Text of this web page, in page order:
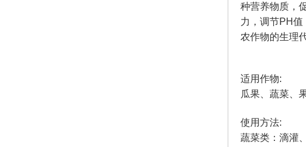
种营养物质，
力，调节PH值
农作物的生理
适用作物:
瓜果、蔬菜、
使用方法:
蔬菜类：滴灌